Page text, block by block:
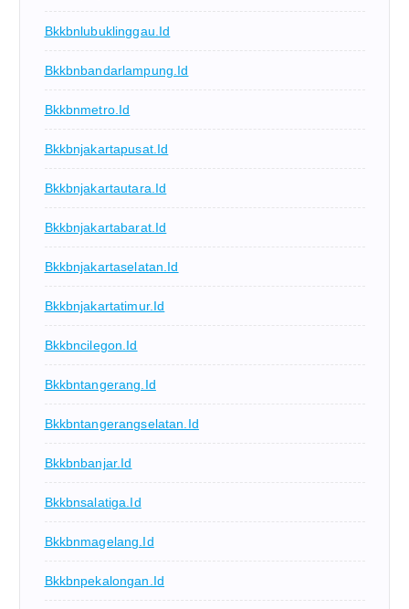
Bkkbnlubuklinggau.id
Bkkbnbandarlampung.id
Bkkbnmetro.id
Bkkbnjakartapusat.id
Bkkbnjakartautara.id
Bkkbnjakartabarat.id
Bkkbnjakartaselatan.id
Bkkbnjakartatimur.id
Bkkbncilegon.id
Bkkbntangerang.id
Bkkbntangerangselatan.id
Bkkbnbanjar.id
Bkkbnsalatiga.id
Bkkbnmagelang.id
Bkkbnpekalongan.id